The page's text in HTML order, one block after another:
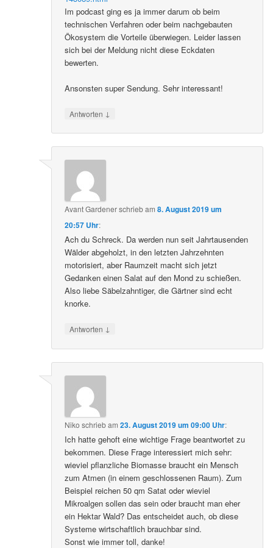
Im podcast ging es ja immer darum ob beim
technischen Verfahren oder beim nachgebauten
Ökosystem die Vorteile überwiegen. Leider lassen
sich bei der Meldung nicht diese Eckdaten
bewerten.
Ansonsten super Sendung. Sehr interessant!
Antworten ↓
Avant Gardenerschriebam8. August 2019 um
20:57 Uhr:
Ach du Schreck. Da werden nun seit Jahrtausenden
Wälder abgeholzt, in den letzten Jahrzehnten
motorisiert, aber Raumzeit macht sich jetzt
Gedanken einen Salat auf den Mond zu schießen.
Also liebe Säbelzahntiger, die Gärtner sind echt
knorke.
Antworten ↓
Niko schriebam23. August 2019 um 09:00 Uhr:
Ich hatte gehoft eine wichtige Frage beantwortet zu
bekommen. Diese Frage interessiert mich sehr:
wieviel pflanzliche Biomasse braucht ein Mensch
zum Atmen (in einem geschlossenen Raum). Zum
Beispiel reichen 50 qm Satat oder wieviel
Mikroalgen sollen das sein oder braucht man eher
ein Hektar Wald? Das entscheidet auch, ob diese
Systeme wirtschaftlich brauchbar sind.
Sonst wie immer toll, danke!